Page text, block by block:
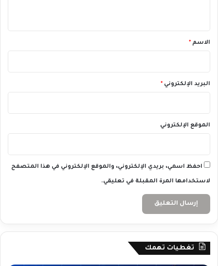
*الاسم *
البريد الإلكتروني *
الموقع الإلكتروني
احفظ اسمي، بريدي الإلكتروني، والموقع الإلكتروني في هذا المتصفح
لاستخدامها المرة المقبلة في تعليقي.
تغطيات تهمك